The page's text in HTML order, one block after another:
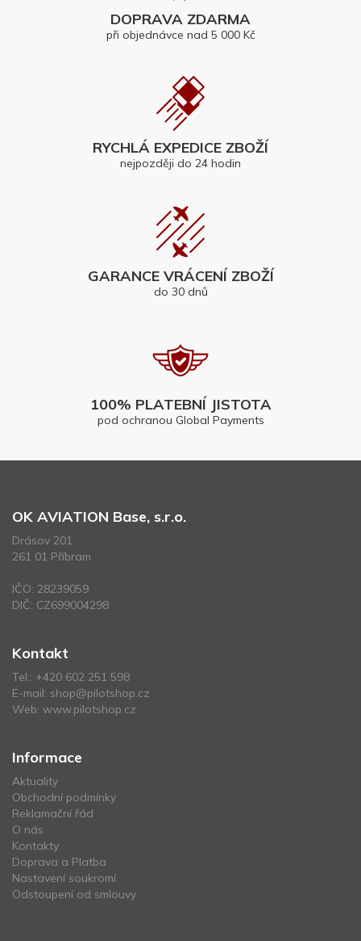
DOPRAVA ZDARMA
při objednávce nad 5 000 Kč
RYCHLÁ EXPEDICE ZBOŽÍ
nejpozději do 24 hodin
GARANCE VRÁCENÍ ZBOŽÍ
do 30 dnů
100% PLATEBNÍ JISTOTA
pod ochranou Global Payments
OK AVIATION Base, s.r.o.
Drásov 201
261 01 Příbram
IČO: 28239059
DIČ: CZ699004298
Kontakt
Tel.: +420 602 251 598
E-mail: shop@pilotshop.cz
Web: www.pilotshop.cz
Informace
Aktuality
Obchodní podmínky
Reklamační řád
O nás
Kontakty
Doprava a Platba
Nastavení soukromí
Odstoupení od smlouvy